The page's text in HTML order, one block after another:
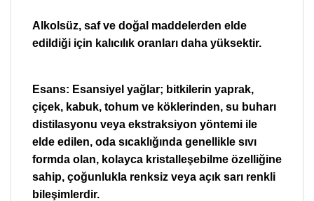
Alkolsüz, saf ve doğal maddelerden elde
edildiği için kalıcılık oranları daha yüksektir.
Esans: Esansiyel yağlar; bitkilerin yaprak,
çiçek, kabuk, tohum ve köklerinden, su buharı
distilasyonu veya ekstraksiyon yöntemi ile
elde edilen, oda sıcaklığında genellikle sıvı
formda olan, kolayca kristalleşebilme özelliğine
sahip, çoğunlukla renksiz veya açık sarı renkli
bileşimlerdir.